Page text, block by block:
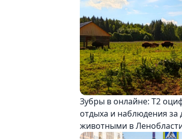
Зубры в онлайне: Т2
отдыха и наблюдения за
животными в